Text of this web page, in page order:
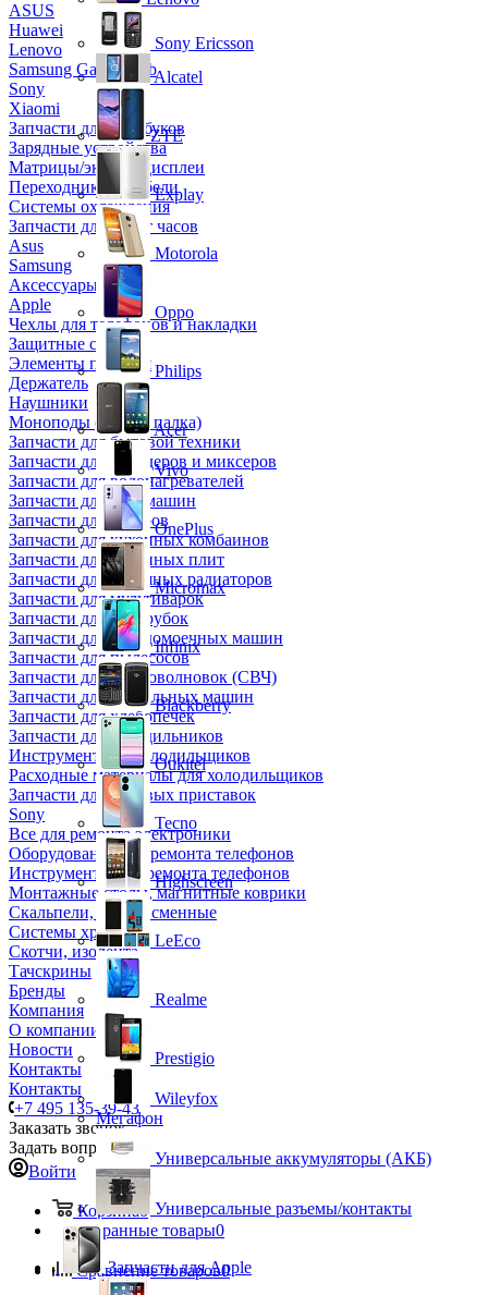
ASUS
Huawei
Lenovo
Samsung Galaxy Tab
Sony
Xiaomi
Запчасти для ноутбуков
Зарядные устройства
Матрицы/экраны/дисплеи
Переходники и кабели
Системы охлаждения
Запчасти для смарт часов
Asus
Samsung
Аксессуары
Apple
Чехлы для телефонов и накладки
Защитные стекла
Элементы питания
Держатель
Наушники
Моноподы (Селфи палка)
Запчасти для бытовой техники
Запчасти для блендеров и миксеров
Запчасти для водонагревателей
Запчасти для кофемашин
Запчасти для кулеров
Запчасти для кухонных комбаинов
Запчасти для кухонных плит
Запчасти для масляных радиаторов
Запчасти для мультиварок
Запчасти для мясорубок
Запчасти для посудомоечных машин
Запчасти для пылесосов
Запчасти для микроволновок (СВЧ)
Запчасти для стиральных машин
Запчасти для хлебопечек
Запчасти для холодильников
Инструмент для холодильщиков
Расходные материалы для холодильщиков
Запчасти для игровых приставок
Sony
Все для ремонта электроники
Оборудование для ремонта телефонов
Инструменты для ремонта телефонов
Монтажные столы, магнитные коврики
Скальпели, лезвия сменные
Системы хранения
Скотчи, изолента
Тачскрины
Бренды
Компания
О компании
Новости
Контакты
Контакты
+7 495 135-39-43
Заказать звонок
Задать вопрос
Войти
Корзина0
Избранные товары0
Сравнение товаров0
Sony Ericsson
Alcatel
ZTE
Explay
Motorola
Oppo
Philips
Acer
Vivo
OnePlus
Micromax
Infinix
Blackberry
Oukitel
Tecno
Highscreen
LeEco
Realme
Prestigio
Wileyfox
Мегафон
Универсальные аккумуляторы (АКБ)
Универсальные разъемы/контакты
Запчасти для Apple